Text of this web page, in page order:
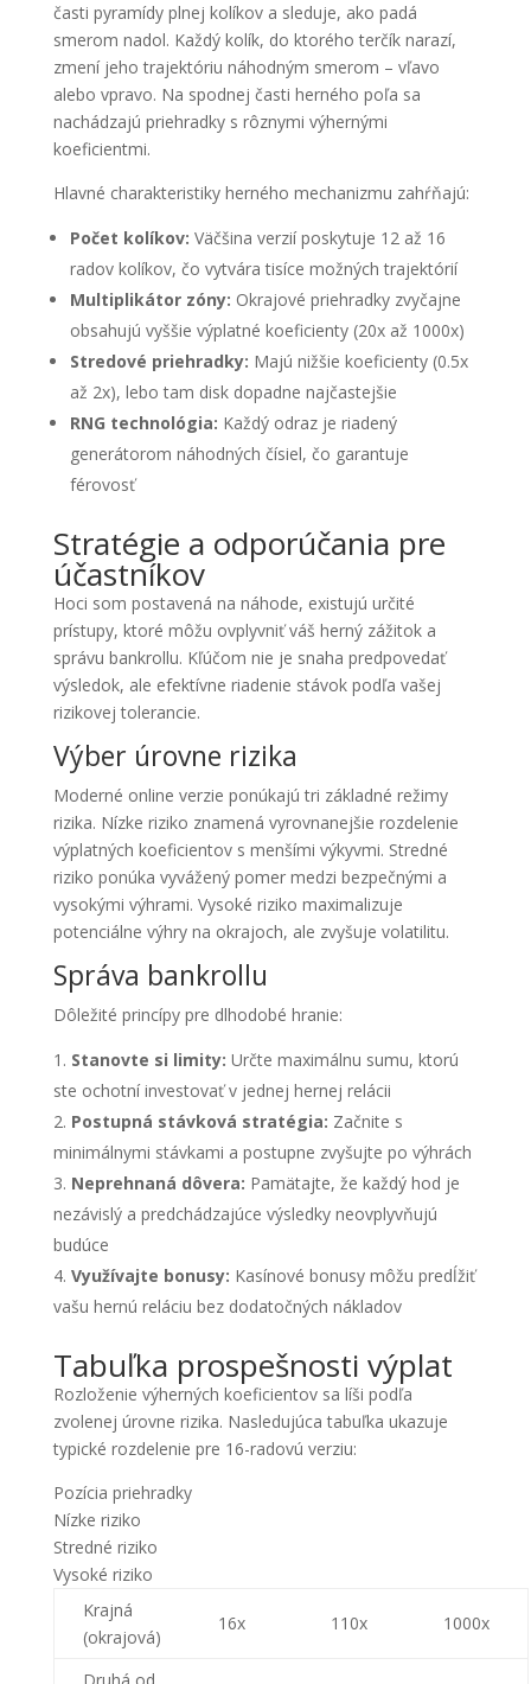
časti pyramídy plnej kolíkov a sleduje, ako padá
smerom nadol. Každý kolík, do ktorého terčík narazí,
zmení jeho trajektóriu náhodným smerom – vľavo
alebo vpravo. Na spodnej časti herného poľa sa
nachádzajú priehradky s rôznymi výhernými
koeficientmi.
Hlavné charakteristiky herného mechanizmu zahŕňajú:
Počet kolíkov: Väčšina verzií poskytuje 12 až 16
radov kolíkov, čo vytvára tisíce možných trajektórií
Multiplikátor zóny: Okrajové priehradky zvyčajne
obsahujú vyššie výplatné koeficienty (20x až 1000x)
Stredové priehradky: Majú nižšie koeficienty (0.5x
až 2x), lebo tam disk dopadne najčastejšie
RNG technológia: Každý odraz je riadený
generátorom náhodných čísiel, čo garantuje
férovosť
Stratégie a odporúčania pre
účastníkov
Hoci som postavená na náhode, existujú určité
prístupy, ktoré môžu ovplyvniť váš herný zážitok a
správu bankrollu. Kľúčom nie je snaha predpovedať
výsledok, ale efektívne riadenie stávok podľa vašej
rizikovej tolerancie.
Výber úrovne rizika
Moderné online verzie ponúkajú tri základné režimy
rizika. Nízke riziko znamená vyrovnanejšie rozdelenie
výplatných koeficientov s menšími výkyvmi. Stredné
riziko ponúka vyvážený pomer medzi bezpečnými a
vysokými výhrami. Vysoké riziko maximalizuje
potenciálne výhry na okrajoch, ale zvyšuje volatilitu.
Správa bankrollu
Dôležité princípy pre dlhodobé hranie:
Stanovte si limity: Určte maximálnu sumu, ktorú
ste ochotní investovať v jednej hernej relácii
Postupná stávková stratégia: Začnite s
minimálnymi stávkami a postupne zvyšujte po výhrách
Neprehnaná dôvera: Pamätajte, že každý hod je
nezávislý a predchádzajúce výsledky neovplyvňujú
budúce
Využívajte bonusy: Kasínové bonusy môžu predĺžiť
vašu hernú reláciu bez dodatočných nákladov
Tabuľka prospešnosti výplat
Rozloženie výherných koeficientov sa líši podľa
zvolenej úrovne rizika. Nasledujúca tabuľka ukazuje
typické rozdelenie pre 16-radovú verziu:
Pozícia priehradky
Nízke riziko
Stredné riziko
Vysoké riziko
Krajná
(okrajová)
16x 110x 1000x